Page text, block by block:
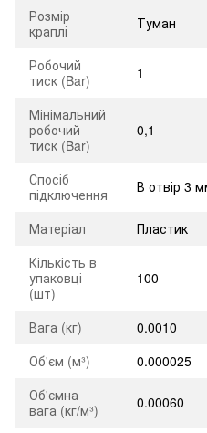
Розмір
краплі
Туман
Робочий
тиск (Bar)
1
Мінімальний
робочий
тиск (Bar)
0,1
Спосіб
підключення
В отвір 3
Матеріал
Пластик
Кількість в
упаковці
(шт)
100
Вага (кг)
0.0010
Об'єм (м³)
0.000025
Об'ємна
вага (кг/м³)
0.00060